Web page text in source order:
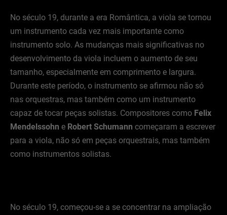
No século 19, durante a era Romântica, a viola se tornou
um instrumento cada vez mais importante como
instrumento solo. As mudanças mais significativas no
desenvolvimento da viola incluem o aumento de seu
tamanho, especialmente em comprimento e largura.
Durante este período, o instrumento se afirmou não só
nas orquestras, mas também como um instrumento
capaz de tocar peças solistas. Compositores como Felix
Mendelssohn e Robert Schumann começaram a escrever
para a viola, não só em peças orquestrais, mas também
como instrumentos solistas.
No século 19, começou-se a se concentrar na ampliação